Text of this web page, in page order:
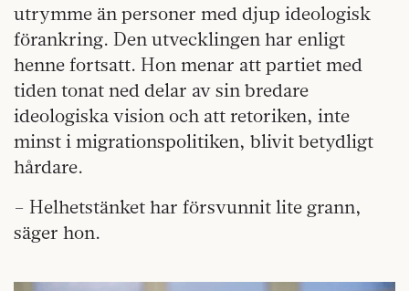
utrymme än personer med djup ideologisk
förankring. Den utvecklingen har enligt
henne fortsatt. Hon menar att partiet med
tiden tonat ned delar av sin bredare
ideologiska vision och att retoriken, inte
minst i migrationspolitiken, blivit betydligt
hårdare.
– Helhetstänket har försvunnit lite grann,
säger hon.